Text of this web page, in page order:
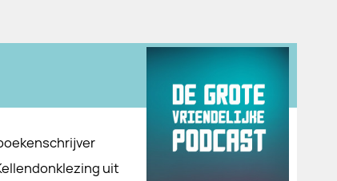
uit